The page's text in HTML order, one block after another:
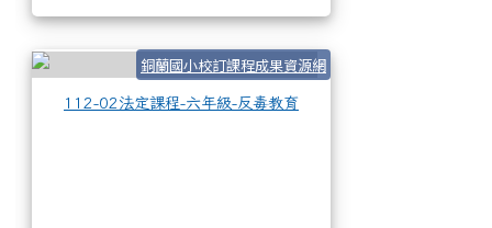
銅蘭國小校訂課程成果資源網112-02法定課程-六
112-02法定課程-六年級-反毒教育